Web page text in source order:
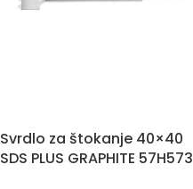
Svrdlo za štokanje 40×40
SDS PLUS GRAPHITE 57H573